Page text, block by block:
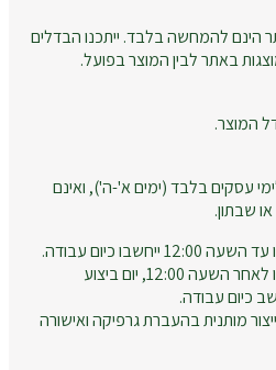
הינם להמחשה בלבד. ייתכנו הבדלים
באתר לבין המוצר בפועל.
המוצר.
עסקים בלבד (ימים א'-ה'), ואינם
שבתון.
ייחשבו כיום עבודה.
הזמנות שיבוצעו לאחר השעה 12:00, יום ביצוע
כיום עבודה.
מותנית בהעברת גרפיקה ואישורה